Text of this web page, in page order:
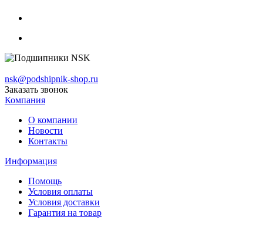
nsk@podshipnik-shop.ru
Заказать звонок
Компания
О компании
Новости
Контакты
Информация
Помощь
Условия оплаты
Условия доставки
Гарантия на товар